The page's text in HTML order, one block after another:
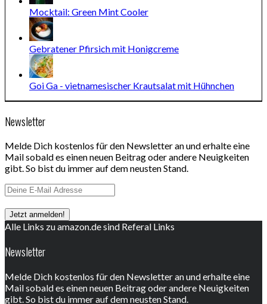
Mocktail: Green Mint Cooler
Gebratener Pfirsich mit Honigcreme
Goi Ga - vietnamesischer Krautsalat mit Hühnchen
Newsletter
Melde Dich kostenlos für den Newsletter an und erhalte eine
Mail sobald es einen neuen Beitrag oder andere Neuigkeiten
gibt. So bist du immer auf dem neusten Stand.
Alle Links zu amazon.de sind Referal Links
Newsletter
Melde Dich kostenlos für den Newsletter an und erhalte eine
Mail sobald es einen neuen Beitrag oder andere Neuigkeiten
gibt. So bist du immer auf dem neusten Stand.